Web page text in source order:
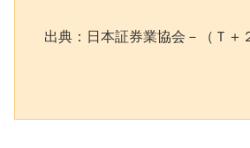
出典：日本証券業協会－（Ｔ＋